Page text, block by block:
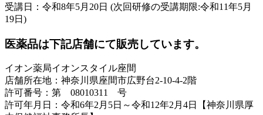
受講日：令和8年5月20日 (次回研修の受講期限:令和11年5月
19日)
医薬品は下記店舗にて販売しています。
イオン薬局イオンスタイル座間
店舗所在地：神奈川県座間市広野台2-10-4-2階
許可番号：第 08010311 号
許可年月日：令和6年2月5日～令和12年2月4日【神奈川県厚